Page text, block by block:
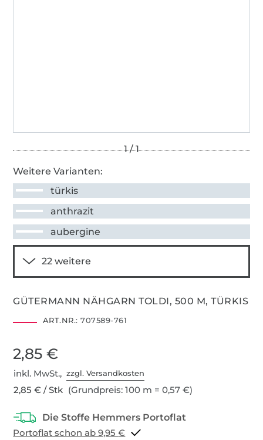
Weitere Varianten:
türkis
anthrazit
aubergine
GÜTERMANN NÄHGARN TOLDI, 500 M, TÜRKIS
ART.NR.: 707589-761
2,85 €
inkl. MwSt.,zzgl. Versandkosten
2,85 € / Stk (Grundpreis: 100 m = 0,57 €)
Portoflat schon ab 9,95 €